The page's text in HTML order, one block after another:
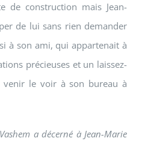
de construction mais Jean-
de lui sans rien demander
à son ami, qui appartenait à
précieuses et un laissez-
venir le voir à son bureau à
a décerné à Jean-Marie